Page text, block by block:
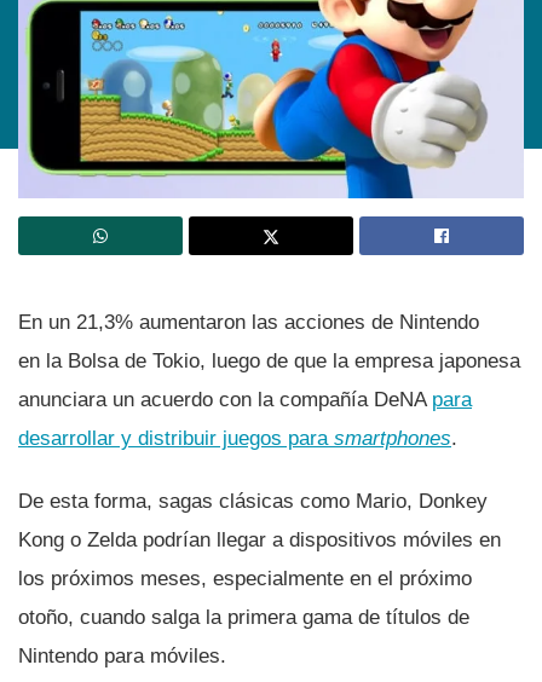
En un 21,3% aumentaron las acciones de Nintendo
en la Bolsa de Tokio, luego de que la empresa japonesa
anunciara un acuerdo con la compañí­a DeNA para
desarrollar y distribuir juegos para smartphones.
De esta forma, sagas clásicas como Mario, Donkey
Kong o Zelda podrí­an llegar a dispositivos móviles en
los próximos meses, especialmente en el próximo
otoño, cuando salga la primera gama de tí­tulos de
Nintendo para móviles.